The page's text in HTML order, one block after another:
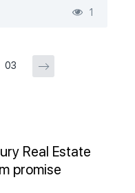
1
03
Real Estate
promise